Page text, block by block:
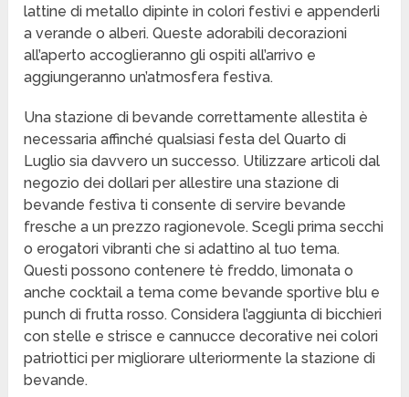
lattine di metallo dipinte in colori festivi e appenderli
a verande o alberi. Queste adorabili decorazioni
all’aperto accoglieranno gli ospiti all’arrivo e
aggiungeranno un’atmosfera festiva.
Una stazione di bevande correttamente allestita è
necessaria affinché qualsiasi festa del Quarto di
Luglio sia davvero un successo. Utilizzare articoli dal
negozio dei dollari per allestire una stazione di
bevande festiva ti consente di servire bevande
fresche a un prezzo ragionevole. Scegli prima secchi
o erogatori vibranti che si adattino al tuo tema.
Questi possono contenere tè freddo, limonata o
anche cocktail a tema come bevande sportive blu e
punch di frutta rosso. Considera l’aggiunta di bicchieri
con stelle e strisce e cannucce decorative nei colori
patriottici per migliorare ulteriormente la stazione di
bevande.